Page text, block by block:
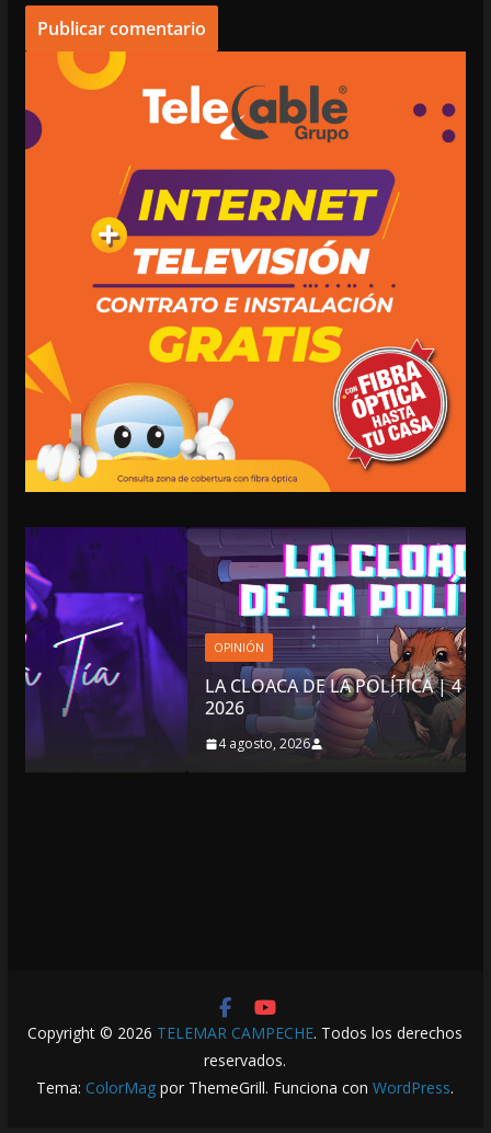
OPINIÓN
LA CLOACA DE LA POLÍTICA | 4 DE AGOSTO DE
2026
4 agosto, 2026
Copyright © 2026 TELEMAR CAMPECHE. Todos los derechos
reservados.
Tema: ColorMag por ThemeGrill. Funciona conWordPress.